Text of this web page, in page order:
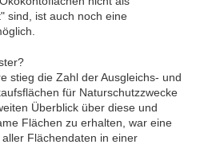
sind, ist auch noch eine
stieg die Zahl der Ausgleichs- und
für Naturschutzzwecke
Überblick über diese und
Flächen zu erhalten, war eine
Flächendaten in einer